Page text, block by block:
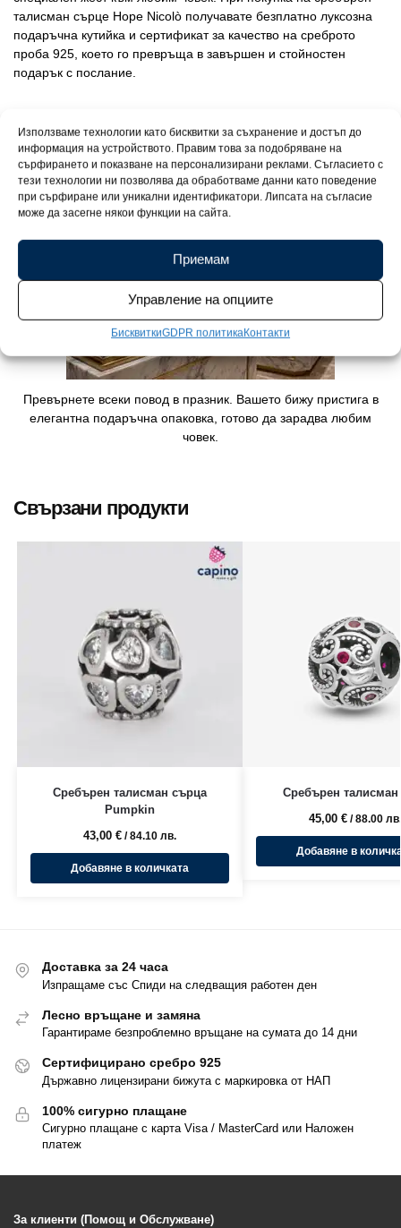
Използваме технологии като бисквитки за съхранение и достъп до
информация на устройството. Правим това за подобряване на
сърфирането и показване на персонализирани реклами. Съгласието с
тези технологии ни позволява да обработваме данни като поведение
при сърфиране или уникални идентификатори. Липсата на съгласие
може да засегне някои функции на сайта.
Приемам
Управление на опциите
БисквиткиGDPR политикаКонтакти
талисман сърце Hope Nicolò получавате безплатно луксозна
подаръчна кутийка и сертификат за качество на среброто
проба 925, което го превръща в завършен и стойностен
подарък с послание.
Превърнете всеки повод в празник. Вашето бижу пристига в
елегантна подаръчна опаковка, готово да зарадва любим
човек.
Свързани продукти
Сребърен талисман сърца
Pumpkin
43,00 € / 84.10 лв.
Добавяне в количката
Сребърен
45,00 € / 88.00 лв.
Добавяне в
Доставка за 24 часа
Изпращаме със Спиди на следващия работен ден
Лесно връщане и замяна
Гарантираме безпроблемно връщане на сумата до 14 дни
Сертифицирано сребро 925
Държавно лицензирани бижута с маркировка от НАП
100% сигурно плащане
Сигурно плащане с карта Visa / MasterCard или Наложен
платеж
За клиенти (Помощ и Обслужване)